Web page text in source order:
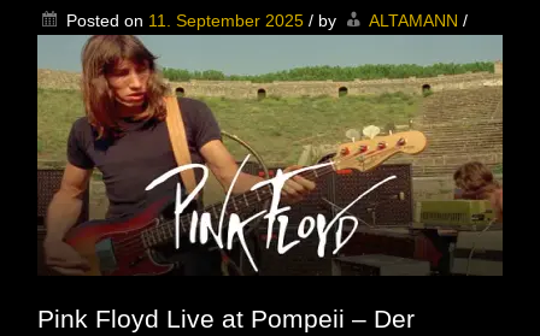
Posted on 11. September 2025 / by ALTAMANN /
Pink Floyd Live at Pompeii – Der